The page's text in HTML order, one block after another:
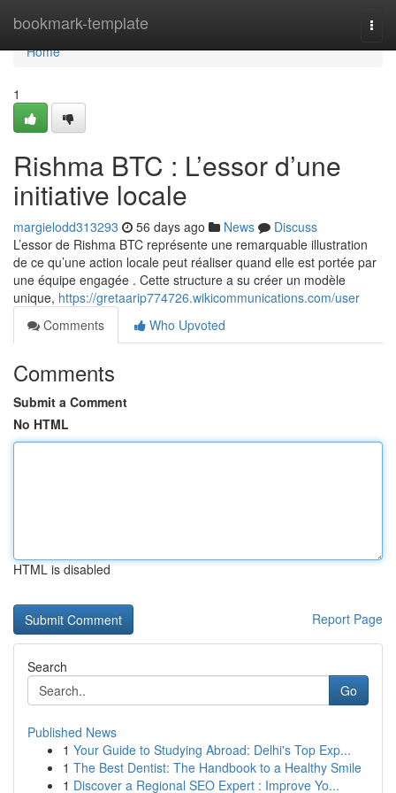
bookmark-template
Home
Home
1
Rishma BTC : L’essor d’une
initiative locale
margielodd313293 56 days ago News
Discuss
L’essor de Rishma BTC représente une remarquable illustration
de ce qu’une action locale peut réaliser quand elle est portée par
une équipe engagée . Cette structure a su créer un modèle
unique, https://gretaarip774726.wikicommunications.com/user
Comments
Who Upvoted
Comments
Submit a Comment
No HTML
HTML is disabled
Report Page
Search
Go
Published News
1 Your Guide to Studying Abroad: Delhi's Top Exp...
1 The Best Dentist: The Handbook to a Healthy Smile
1 Discover a Regional SEO Expert : Improve Yo...